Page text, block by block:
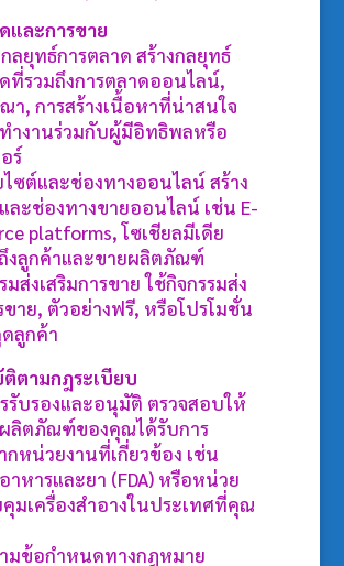
และการขาย
ลยุทธ์การตลาด สร้างกลยุทธ์
ที่รวมถึงการตลาดออนไลน์,
า, การสร้างเนื้อหาที่น่าสนใจ
ำงานร่วมกับผู้มีอิทธิพลหรือ
ร์
ไซต์และช่องทางออนไลน์ สร้าง
ละช่องทางขายออนไลน์ เช่น E-
platforms, โซเชียลมีเดีย
งลูกค้าและขายผลิตภัณฑ์
มส่งเสริมการขาย ใช้กิจกรรมส่ง
ขาย, ตัวอย่างฟรี, หรือโปรโมชั่น
ลูกค้า
ตามกฎระเบียบ
รับรองและอนุมัติ ตรวจสอบให้
ลิตภัณฑ์ของคุณได้รับการ
กหน่วยงานที่เกี่ยวข้อง เช่น
าหารและยา (FDA) หรือหน่วย
มเครื่องสำอางในประเทศที่คุณ
มข้อกำหนดทางกฎหมาย